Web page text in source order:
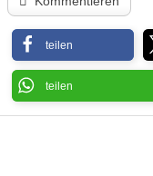
teilen
teilen